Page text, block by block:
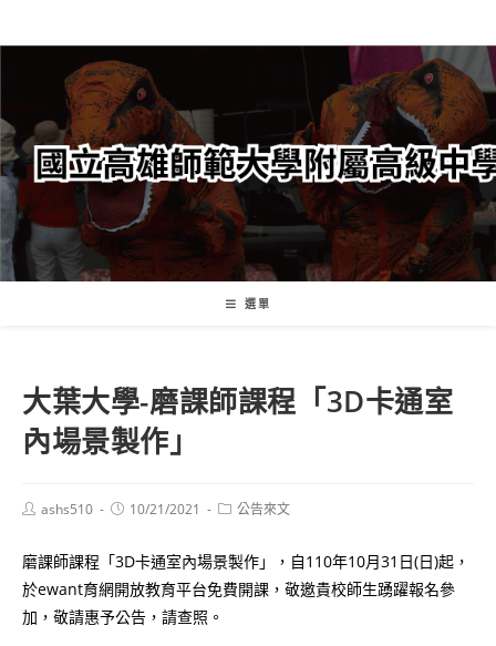
轉
要
內
容
選單
大葉大學-磨課師課程「3D卡通室
內場景製作」
Postashs510
Post10/21/2021
Post公告來文
磨課師課程「3D卡通室內場景製作」，自110年10月31日(日)起，
於ewant育網開放教育平台免費開課，敬邀貴校師生踴躍報名參
加，敬請惠予公告，請查照。